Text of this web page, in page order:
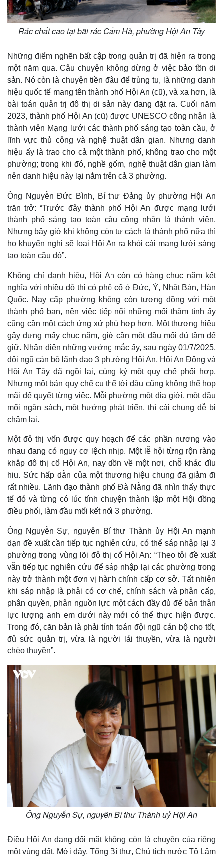
Thể thao
Bóng đá
Lịch thi đấu bóng đá
Thế giới thể thao
eSports
Hậu trường
Ô tô - Xe máy
Ô tô
Xe máy
Tư vấn
Rác chất cao tại bãi rác Cẩm Hà, phường Hội An Tây
Những điểm nghẽn bất cập trong quản trị đã hiện ra trong
một năm qua. Câu chuyện không dừng ở việc bảo tồn di
sản. Nó còn là chuyện tiền đâu để trùng tu, là những danh
hiệu quốc tế mang tên thành phố Hội An (cũ), và xa hơn, là
bài toán quản trị đô thị di sản này đang đặt ra. Cuối năm
2023, thành phố Hội An (cũ) được UNESCO công nhận là
thành viên Mạng lưới các thành phố sáng tạo toàn cầu, ở
lĩnh vực thủ công và nghệ thuật dân gian. Nhưng danh
hiệu ấy là trao cho cả một thành phố, không trao cho một
phường; trong khi đó, nghề gốm, nghệ thuật dân gian làm
nên danh hiệu này lại nằm trên cả 3 phường.
Ông Nguyễn Đức Bình, Bí thư Đảng ủy phường Hội An
trăn trở: “Trước đây thành phố Hội An được mạng lưới
thành phố sáng tạo toàn cầu công nhận là thành viên.
Nhưng bây giờ khi không còn tư cách là thành phố nữa thì
họ khuyến nghị sẽ loại Hội An ra khỏi cái mạng lưới sáng
tạo toàn cầu đó”.
Không chỉ danh hiệu, Hội An còn có hàng chục năm kết
nghĩa với nhiều đô thị có phố cổ ở Đức, Ý, Nhật Bản, Hàn
Quốc. Nay cấp phường không còn tương đồng với một
thành phố bạn, nên việc tiếp nối những mối thâm tình ấy
cũng cần một cách ứng xử phù hợp hơn. Một thương hiệu
gây dựng mấy chục năm, giờ cần một đầu mối đủ tầm để
giữ. Nhận diện những vướng mắc ấy, sau ngày 01/7/2025,
đội ngũ cán bộ lãnh đạo 3 phường Hội An, Hội An Đông và
Hội An Tây đã ngồi lại, cùng ký một quy chế phối hợp.
Nhưng một bản quy chế cụ thể tới đâu cũng không thể họp
mãi để quyết từng việc. Mỗi phường một địa giới, một đầu
mối ngân sách, một hướng phát triển, thì cái chung dễ bị
chậm lại.
Một đô thị vốn được quy hoạch để các phần nương vào
nhau đang có nguy cơ lệch nhịp. Một lễ hội từng rộn ràng
khắp đô thị cổ Hội An, nay dồn về một nơi, chỗ khác đìu
hiu. Sức hấp dẫn của một thương hiệu chung đã giảm đi
rất nhiều. Lãnh đạo thành phố Đà Nẵng đã nhìn thấy thực
tế đó và từng có lúc tính chuyện thành lập một Hội đồng
điều phối, làm đầu mối kết nối 3 phường.
Ông Nguyễn Sự, nguyên Bí thư Thành ủy Hội An mạnh
dạn đề xuất cần tiếp tục nghiên cứu, có thể sáp nhập lại 3
phường trong vùng lõi đô thị cổ Hội An: “Theo tôi đề xuất
vẫn tiếp tục nghiên cứu để sáp nhập lại các phường trong
này trở thành một đơn vị hành chính cấp cơ sở. Tất nhiên
khi sáp nhập là phải có cơ chế, chính sách và phân cấp,
phân quyền, phân nguồn lực một cách đầy đủ để bản thân
lực lượng anh em dưới này mới có thể thực hiện được.
Trong đó, căn bản là phải tính toán đội ngũ cán bộ cho tốt,
đủ sức quản trị, vừa là người lái thuyền, vừa là người
chèo thuyền”.
Ông Nguyễn Sự, nguyên Bí thư Thành uỷ Hội An
Điều Hội An đang đối mặt không còn là chuyện của riêng
một vùng đất. Mới đây, Tổng Bí thư, Chủ tịch nước Tô Lâm